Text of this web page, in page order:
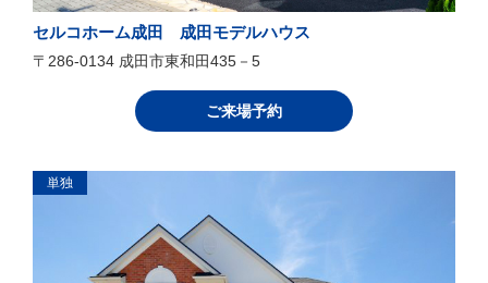
セルコホーム成田 成田モデルハウス
〒286-0134 成田市東和田435－5
ご来場予約
単独